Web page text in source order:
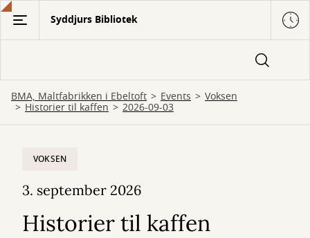
Gå
hovedindhold
Syddjurs Bibliotek
BMA, Maltfabrikken i Ebeltoft Events Voksen
Historier til kaffen 2026-09-03
VOKSEN
3. september 2026
Historier til kaffen